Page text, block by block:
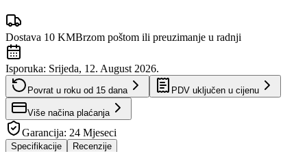
Dostava 10 KMBrzom poštom ili preuzimanje u radnji
Isporuka: Srijeda, 12. August 2026.
Povrat u roku od 15 dana PDV uključen u cijenu
Više načina plaćanja
Garancija: 24 Mjeseci
Specifikacije Recenzije